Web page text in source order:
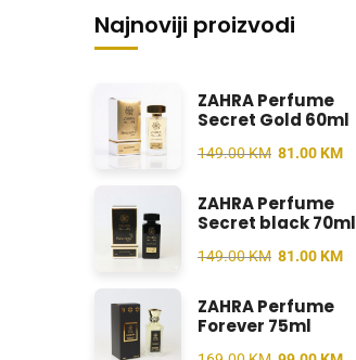
Najnoviji proizvodi
ZAHRA Perfume
Secret Gold 60ml
149.00KM 81.00KM
ZAHRA Perfume
Secret black 70ml
149.00KM 81.00KM
ZAHRA Perfume
Forever 75ml